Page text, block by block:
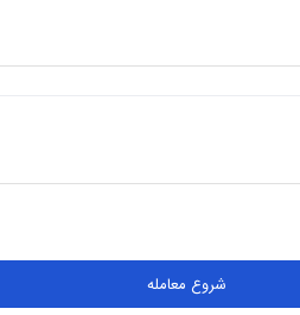
شروع معامله